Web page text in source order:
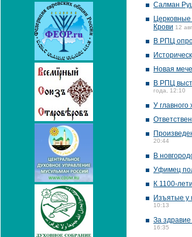
Салман
Церковные
Крови 12
В РПЦ
Новая
В РПЦ
года, 12:10
У
20:44
В
Уфимец
К 1100-
Изъятые у
10:13
За
16:35